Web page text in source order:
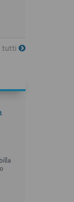
tutti